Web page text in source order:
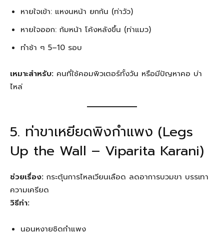
หายใจเข้า: แหงนหน้า ยกก้น (ท่าวัว)
หายใจออก: ก้มหน้า โค้งหลังขึ้น (ท่าแมว)
ทำช้า ๆ 5–10 รอบ
เหมาะสำหรับ: คนที่ใช้คอมพิวเตอร์ทั้งวัน หรือมีปัญหาคอ บ่า
ไหล่
5. ท่าขาเหยียดพิงกำแพง (Legs
Up the Wall – Viparita Karani)
ช่วยเรื่อง: กระตุ้นการไหลเวียนเลือด ลดอาการบวมขา บรรเทา
ความเครียด
วิธีทำ:
นอนหงายชิดกำแพง